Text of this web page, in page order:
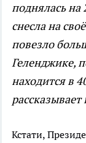
поднялась на
снесла на
повезло
Геленджике,
находится в
Кстати,